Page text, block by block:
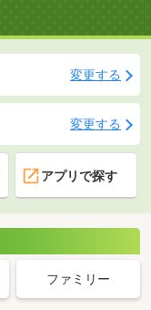
変更する
変更する
アプリで探す
ファミリー